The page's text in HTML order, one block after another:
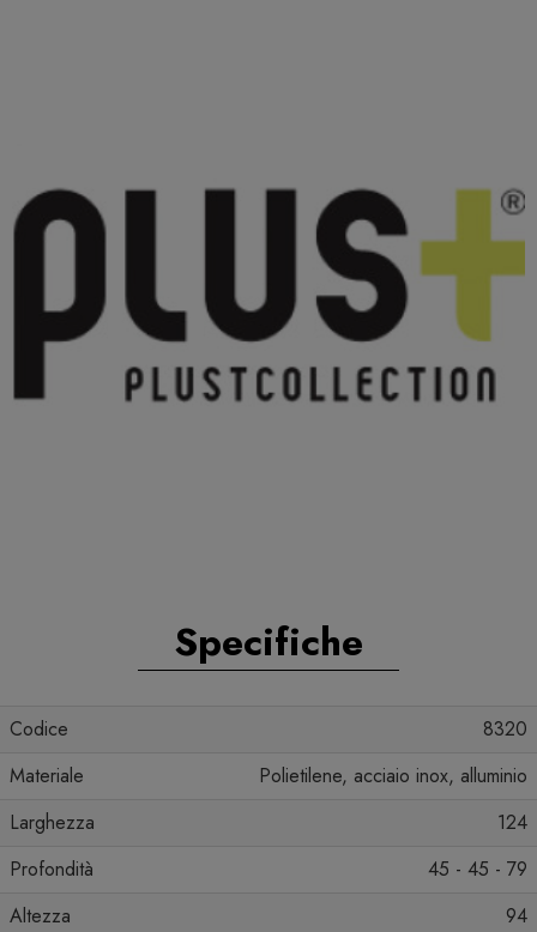
Specifiche
Codice
8320
Materiale
Polietilene, acciaio inox, alluminio
Larghezza
124
Profondità
45 - 45 - 79
Altezza
94